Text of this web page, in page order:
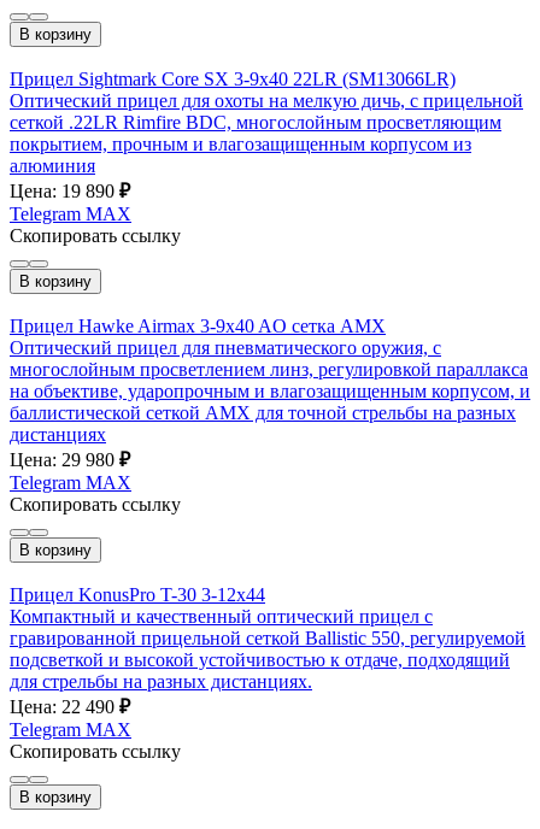
В корзину
Прицел Sightmark Core SX 3-9x40 22LR (SM13066LR)
Оптический прицел для охоты на мелкую дичь, с прицельной
сеткой .22LR Rimfire BDC, многослойным просветляющим
покрытием, прочным и влагозащищенным корпусом из
алюминия
Цена: 19 890 ₽
Telegram MAX
Скопировать ссылку
В корзину
Прицел Hawke Airmax 3-9x40 AO сетка AMX
Оптический прицел для пневматического оружия, с
многослойным просветлением линз, регулировкой параллакса
на объективе, ударопрочным и влагозащищенным корпусом, и
баллистической сеткой AMX для точной стрельбы на разных
дистанциях
Цена: 29 980 ₽
Telegram MAX
Скопировать ссылку
В корзину
Прицел KonusPro T-30 3-12х44
Компактный и качественный оптический прицел с
гравированной прицельной сеткой Ballistic 550, регулируемой
подсветкой и высокой устойчивостью к отдаче, подходящий
для стрельбы на разных дистанциях.
Цена: 22 490 ₽
Telegram MAX
Скопировать ссылку
В корзину